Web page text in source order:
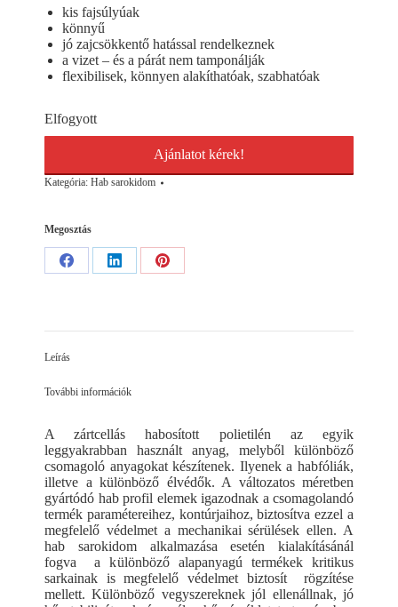
kis fajsúlyúak
könnyű
jó zajcsökkentő hatással rendelkeznek
a vizet – és a párát nem tamponálják
flexibilisek, könnyen alakíthatóak, szabhatóak
Elfogyott
Ajánlatot kérek!
Kategória: Hab sarokidom
Megosztás
Share
Share
Share
Leírás
További információk
A zártcellás habosított polietilén az egyik
leggyakrabban használt anyag, melyből különböző
csomagoló anyagokat készítenek. Ilyenek a habfóliák,
illetve a különböző élvédők. A változatos méretben
gyártódó hab profil elemek igazodnak a csomagolandó
termék paramétereihez, kontúrjaihoz, biztosítva ezzel a
megfelelő védelmet a mechanikai sérülések ellen. A
hab sarokidom alkalmazása esetén kialakításánál
fogva a különböző alapanyagú termékek kritikus
sarkainak is megfelelő védelmet biztosít rögzítése
mellett. Különböző vegyszereknek jól ellenállnak, jó